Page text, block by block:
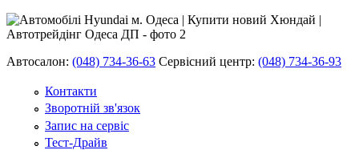
Автосалон: (048) 734-36-63 Сервісний центр: (048) 734-36-93
Контакти
Зворотній зв'язок
Запис на сервіс
Тест-Драйв